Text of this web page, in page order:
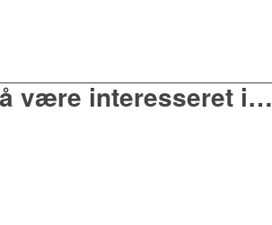
være interesseret i…